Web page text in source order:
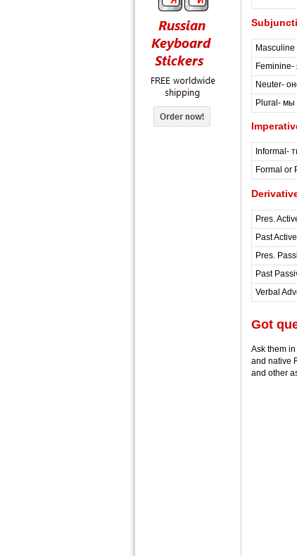
Masculine
Feminine-
Neuter-
Plural- мы
Informal-
Formal or
Pres.
Past
Pres.
Past
Verbal
Got
Ask them in
and native
and other